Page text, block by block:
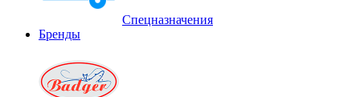
Спецназначения
Бренды